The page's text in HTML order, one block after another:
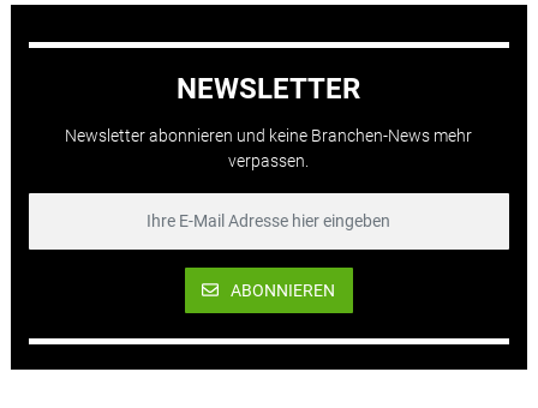
NEWSLETTER
Newsletter abonnieren und keine Branchen-News mehr
verpassen.
ABONNIEREN